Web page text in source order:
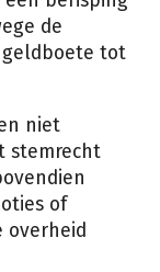
de
tot
niet
stemrecht
of
overheid